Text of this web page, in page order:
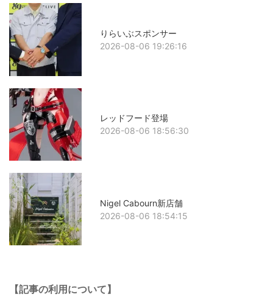
りらいぶスポンサー
2026-08-06 19:26:16
レッドフード登場
2026-08-06 18:56:30
Nigel Cabourn新店舗
2026-08-06 18:54:15
【記事の利用について】